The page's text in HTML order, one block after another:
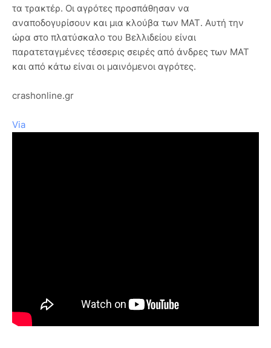
τα τρακτέρ. Οι αγρότες προσπάθησαν να
αναποδογυρίσουν και μια κλούβα των ΜΑΤ. Αυτή την
ώρα στο πλατύσκαλο του Βελλιδείου είναι
παρατεταγμένες τέσσερις σειρές από άνδρες των ΜΑΤ
και από κάτω είναι οι μαινόμενοι αγρότες.
crashonline.gr
Via